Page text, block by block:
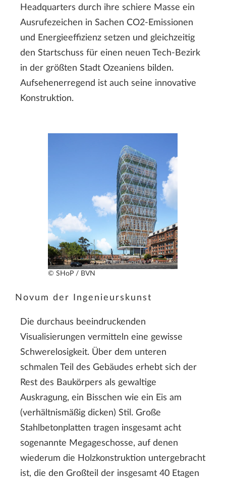
Headquarters durch ihre schiere Masse ein
Ausrufezeichen in Sachen CO2-Emissionen
und Energieeffizienz setzen und gleichzeitig
den Startschuss für einen neuen Tech-Bezirk
in der größten Stadt Ozeaniens bilden.
Aufsehenerregend ist auch seine innovative
Konstruktion.
© SHoP / BVN
Novum der Ingenieurskunst
Die durchaus beeindruckenden
Visualisierungen vermitteln eine gewisse
Schwerelosigkeit. Über dem unteren
schmalen Teil des Gebäudes erhebt sich der
Rest des Baukörpers als gewaltige
Auskragung, ein Bisschen wie ein Eis am
(verhältnismäßig dicken) Stil. Große
Stahlbetonplatten tragen insgesamt acht
sogenannte Megageschosse, auf denen
wiederum die Holzkonstruktion untergebracht
ist, die den Großteil der insgesamt 40 Etagen